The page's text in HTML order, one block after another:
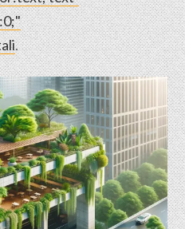
.